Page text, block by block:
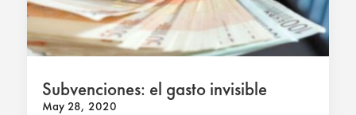
Subvenciones: el gasto invisible
May 28, 2020